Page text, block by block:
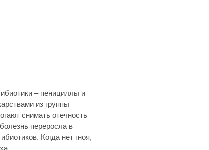
– пенициллы и
из группы
снимать отечность
переросла в
Когда нет гноя,